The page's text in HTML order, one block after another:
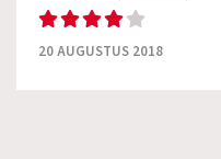
20 AUGUSTUS 2018